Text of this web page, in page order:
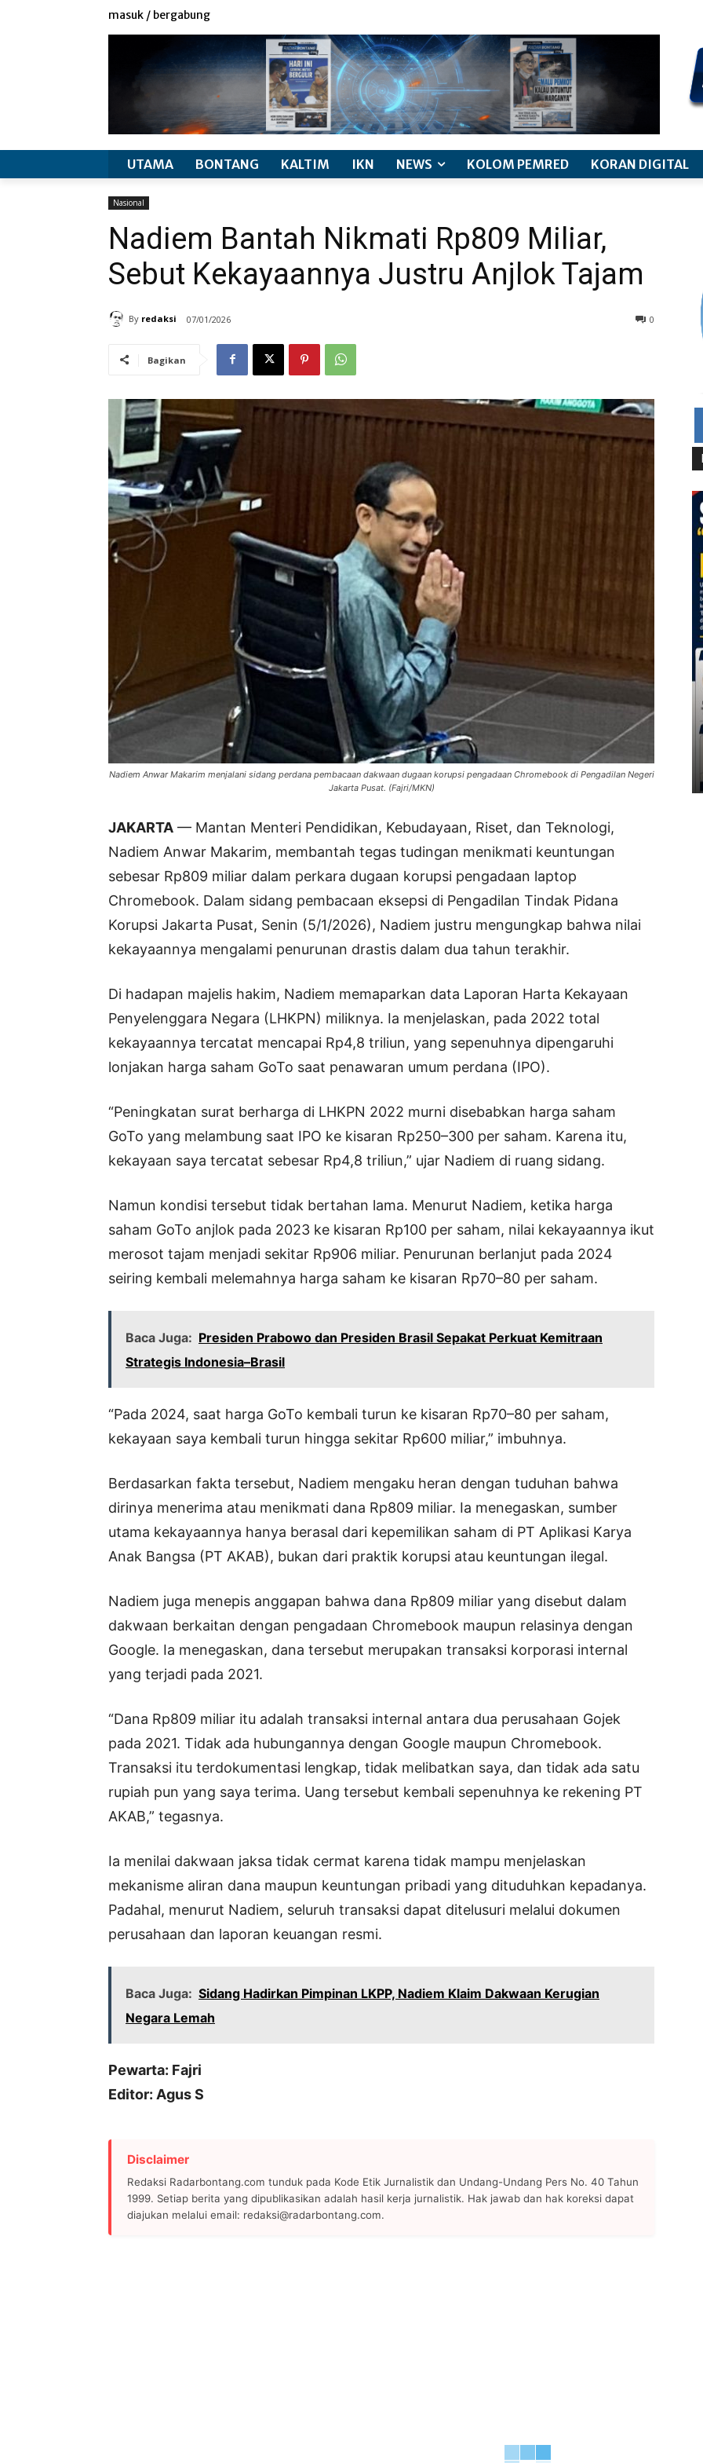
masuk / bergabung
UTAMA BONTANG KALTIM IKN NEWS KOLOM PEMRED KORAN DIGITAL
Nasional
Nadiem Bantah Nikmati Rp809 Miliar,
Sebut Kekayaannya Justru Anjlok Tajam
By redaksi 07/01/2026 0
Bagikan
Nadiem Anwar Makarim menjalani sidang perdana pembacaan dakwaan dugaan korupsi pengadaan Chromebook di Pengadilan Negeri
Jakarta Pusat. (Fajri/MKN)
JAKARTA — Mantan Menteri Pendidikan, Kebudayaan, Riset, dan Teknologi,
Nadiem Anwar Makarim, membantah tegas tudingan menikmati keuntungan
sebesar Rp809 miliar dalam perkara dugaan korupsi pengadaan laptop
Chromebook. Dalam sidang pembacaan eksepsi di Pengadilan Tindak Pidana
Korupsi Jakarta Pusat, Senin (5/1/2026), Nadiem justru mengungkap bahwa nilai
kekayaannya mengalami penurunan drastis dalam dua tahun terakhir.
Di hadapan majelis hakim, Nadiem memaparkan data Laporan Harta Kekayaan
Penyelenggara Negara (LHKPN) miliknya. Ia menjelaskan, pada 2022 total
kekayaannya tercatat mencapai Rp4,8 triliun, yang sepenuhnya dipengaruhi
lonjakan harga saham GoTo saat penawaran umum perdana (IPO).
“Peningkatan surat berharga di LHKPN 2022 murni disebabkan harga saham
GoTo yang melambung saat IPO ke kisaran Rp250–300 per saham. Karena itu,
kekayaan saya tercatat sebesar Rp4,8 triliun,” ujar Nadiem di ruang sidang.
Namun kondisi tersebut tidak bertahan lama. Menurut Nadiem, ketika harga
saham GoTo anjlok pada 2023 ke kisaran Rp100 per saham, nilai kekayaannya ikut
merosot tajam menjadi sekitar Rp906 miliar. Penurunan berlanjut pada 2024
seiring kembali melemahnya harga saham ke kisaran Rp70–80 per saham.
Baca Juga: Presiden Prabowo dan Presiden Brasil Sepakat Perkuat Kemitraan
Strategis Indonesia–Brasil
“Pada 2024, saat harga GoTo kembali turun ke kisaran Rp70–80 per saham,
kekayaan saya kembali turun hingga sekitar Rp600 miliar,” imbuhnya.
Berdasarkan fakta tersebut, Nadiem mengaku heran dengan tuduhan bahwa
dirinya menerima atau menikmati dana Rp809 miliar. Ia menegaskan, sumber
utama kekayaannya hanya berasal dari kepemilikan saham di PT Aplikasi Karya
Anak Bangsa (PT AKAB), bukan dari praktik korupsi atau keuntungan ilegal.
Nadiem juga menepis anggapan bahwa dana Rp809 miliar yang disebut dalam
dakwaan berkaitan dengan pengadaan Chromebook maupun relasinya dengan
Google. Ia menegaskan, dana tersebut merupakan transaksi korporasi internal
yang terjadi pada 2021.
“Dana Rp809 miliar itu adalah transaksi internal antara dua perusahaan Gojek
pada 2021. Tidak ada hubungannya dengan Google maupun Chromebook.
Transaksi itu terdokumentasi lengkap, tidak melibatkan saya, dan tidak ada satu
rupiah pun yang saya terima. Uang tersebut kembali sepenuhnya ke rekening PT
AKAB,” tegasnya.
Ia menilai dakwaan jaksa tidak cermat karena tidak mampu menjelaskan
mekanisme aliran dana maupun keuntungan pribadi yang dituduhkan kepadanya.
Padahal, menurut Nadiem, seluruh transaksi dapat ditelusuri melalui dokumen
perusahaan dan laporan keuangan resmi.
Baca Juga: Sidang Hadirkan Pimpinan LKPP, Nadiem Klaim Dakwaan Kerugian
Negara Lemah
Pewarta: Fajri
Editor: Agus S
Disclaimer
Redaksi Radarbontang.com tunduk pada Kode Etik Jurnalistik dan Undang-Undang Pers No. 40 Tahun
1999. Setiap berita yang dipublikasikan adalah hasil kerja jurnalistik. Hak jawab dan hak koreksi dapat
diajukan melalui email: redaksi@radarbontang.com.